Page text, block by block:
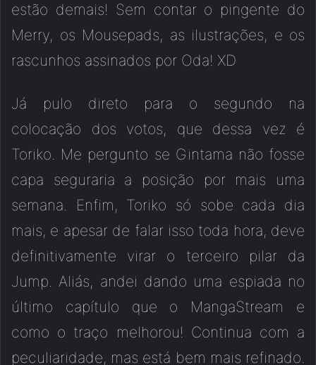
estão demais! Sem contar o pingente do
Merry, os Mousepads, as ilustrações, e os
rascunhos assinados por Oda! XD
Já pulo direto para o segundo na
colocação dos votos, que dessa vez é
Toriko. Me pergunto se Gintama não fosse
capa seguraria a posição por mais uma
semana. Enfim, Toriko só sobe cada dia
mais, e apesar de falar isso toda hora, deve
definitivamente virar o terceiro pilar da
Jump. Aliás, andei dando uma espiada no
último capítulo que o MangaStream e
como o traço melhorou! Continua com a
peculiaridade, mas está bem mais refinado.